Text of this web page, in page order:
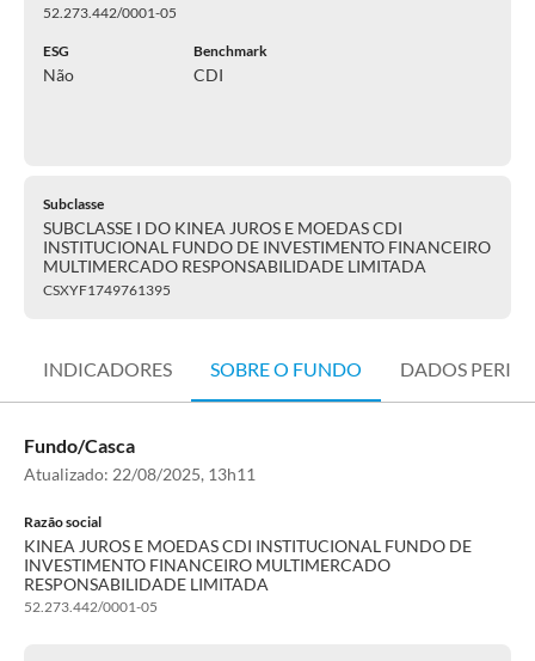
52.273.442/0001-05
ESG
Não
Benchmark
CDI
Subclasse
SUBCLASSE I DO KINEA JUROS E MOEDAS CDI
INSTITUCIONAL FUNDO DE INVESTIMENTO FINANCEIRO
MULTIMERCADO RESPONSABILIDADE LIMITADA
CSXYF1749761395
INDICADORES SOBRE O FUNDO DADOS
Fundo/Casca
Atualizado: 22/08/2025, 13h11
Razão social
KINEA JUROS E MOEDAS CDI INSTITUCIONAL FUNDO DE
INVESTIMENTO FINANCEIRO MULTIMERCADO
RESPONSABILIDADE LIMITADA
52.273.442/0001-05